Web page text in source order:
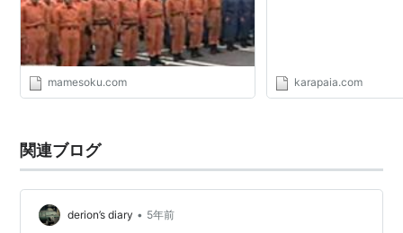
mamesoku.com karapaia.com
関連ブログ
derion’s diary • 5年前